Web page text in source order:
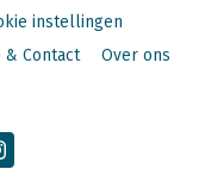
instellingen
& Contact Over ons